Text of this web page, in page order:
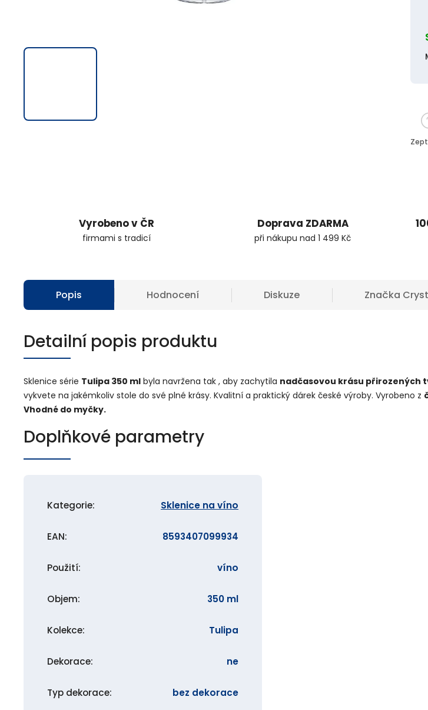
Vyrobeno v ČR
firmami s tradicí
Doprava ZDARMA
při nákupu nad 1 499 Kč
Popis Hodnocení Diskuze Značka
Detailní popis produktu
Sklenice série Tulipa 350 ml byla navržena tak , aby zachytila nadčasovou krásu přirozených
vykvete na jakémkoliv stole do své plné krásy. Kvalitní a praktický dárek české výroby. Vyrobeno z
Vhodné do myčky.
Doplňkové parametry
Kategorie: Sklenice na víno
EAN: 8593407099934
Použití: víno
Objem: 350 ml
Kolekce: Tulipa
Dekorace: ne
Typ dekorace: bez dekorace